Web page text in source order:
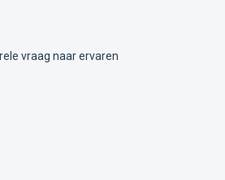
vraag naar ervaren